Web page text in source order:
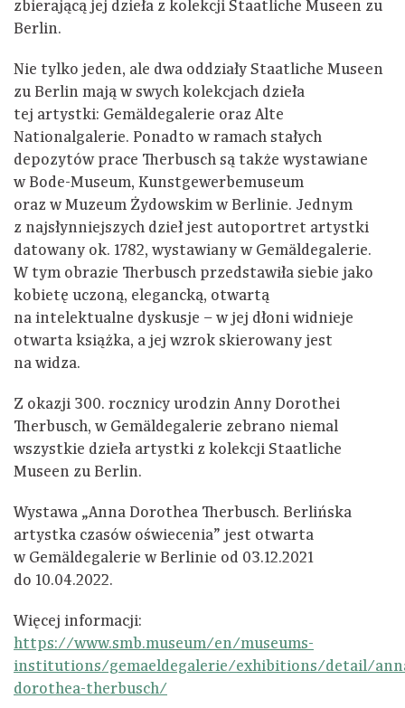
zbierającą jej dzieła z kolekcji Staatliche Museen zu
Berlin.
Nie tylko jeden, ale dwa oddziały Staatliche Museen
zu Berlin mają w swych kolekcjach dzieła
tej artystki: Gemäldegalerie oraz Alte
Nationalgalerie. Ponadto w ramach stałych
depozytów prace Therbusch są także wystawiane
w Bode-Museum, Kunstgewerbemuseum
oraz w Muzeum Żydowskim w Berlinie. Jednym
z najsłynniejszych dzieł jest autoportret artystki
datowany ok. 1782, wystawiany w Gemäldegalerie.
W tym obrazie Therbusch przedstawiła siebie jako
kobietę uczoną, elegancką, otwartą
na intelektualne dyskusje – w jej dłoni widnieje
otwarta książka, a jej wzrok skierowany jest
na widza.
Z okazji 300. rocznicy urodzin Anny Dorothei
Therbusch, w Gemäldegalerie zebrano niemal
wszystkie dzieła artystki z kolekcji Staatliche
Museen zu Berlin.
Wystawa „Anna Dorothea Therbusch. Berlińska
artystka czasów oświecenia” jest otwarta
w Gemäldegalerie w Berlinie od 03.12.2021
do 10.04.2022.
Więcej informacji:
https://www.smb.museum/en/museums-
institutions/gemaeldegalerie/exhibitions/detail/
dorothea-therbusch/